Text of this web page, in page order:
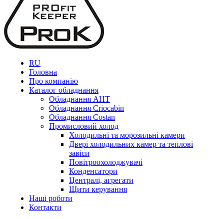
RU
Головна
Про компанію
Каталог обладнання
Обладнання AHT
Обладнання Criocabin
Обладнання Costan
Промисловий холод
Холодильні та морозильні камери
Двері холодильних камер та теплові
завіси
Повітроохолоджувачі
Конденсатори
Централі, агрегати
Щити керування
Наші роботи
Контакти